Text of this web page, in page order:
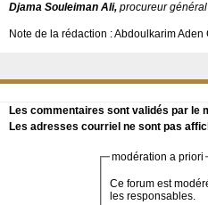
Djama Souleiman Ali, procureur
Note de la rédaction : Abdoulkarim
Les commentaires sont validés par le
Les adresses courriel ne sont pas
modération a priori
Ce forum est
les responsables.